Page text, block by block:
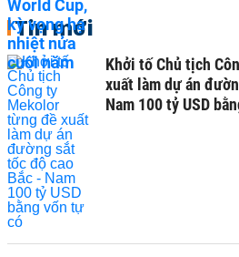
Tin mới
Khởi tố Chủ tịch
xuất làm dự án
Nam 100 tỷ USD